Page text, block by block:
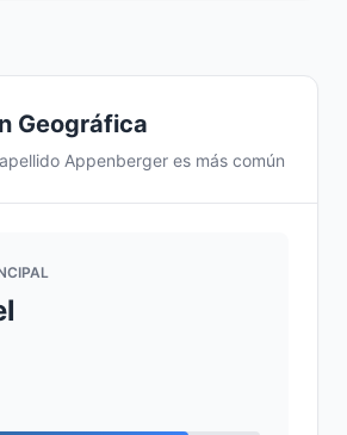
Geográfica
Appenberger es más común